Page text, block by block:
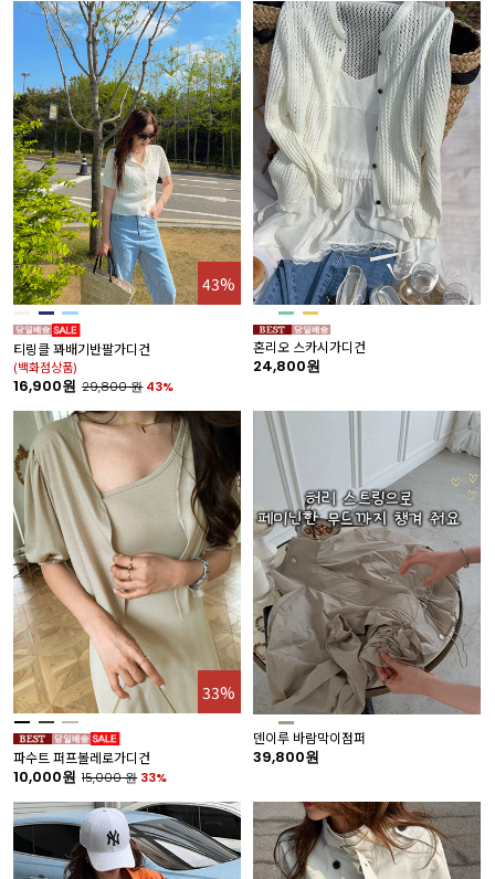
43%
티링클 꽈배기반팔가디건
(백화점상품)
16,900원 29,800원 43%
혼리오 스카시가디건
24,800원
33%
파수트 퍼프볼레로가디건
10,000원 15,000원 33%
덴이루 바람막이점퍼
39,800원